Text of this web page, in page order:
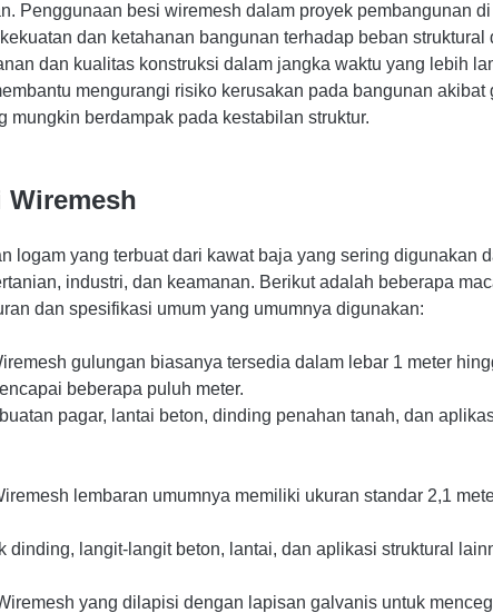
Penggunaan besi wiremesh dalam proyek pembangunan
dan ketahanan bangunan terhadap beban struktural
dan kualitas konstruksi dalam jangka waktu yang lebih
mengurangi risiko kerusakan pada bangunan akibat
mungkin berdampak pada kestabilan struktur.
Wiremesh
logam yang terbuat dari kawat baja yang sering digunakan
industri, dan keamanan. Berikut adalah beberapa
dan spesifikasi umum yang umumnya digunakan:
gulungan biasanya tersedia dalam lebar 1 meter
beberapa puluh meter.
pagar, lantai beton, dinding penahan tanah, dan
lembaran umumnya memiliki ukuran standar 2,1
dinding, langit-langit beton, lantai, dan aplikasi struktural
yang dilapisi dengan lapisan galvanis untuk